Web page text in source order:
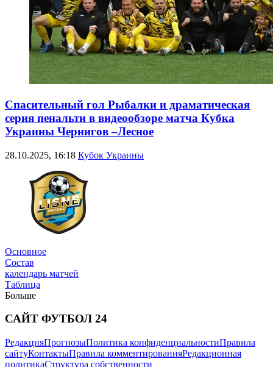
Спасительный гол Рыбалки и драматическая
серия пенальти в видеообзоре матча Кубка
Украины Чернигов –Лесное
28.10.2025, 16:18 Кубок Украины
Трансферы
Новости
Основное
Состав
календарь матчей
Таблица
Больше
САЙТ ФУТБОЛ 24
РедакцияПрогнозыПолитика конфиденциальностиПравила
сайтуКонтактыПравила комментированияРедакционная
политикаСтруктура собственности